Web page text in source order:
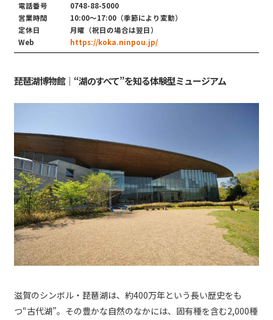
電話番号
0748-88-5000
営業時間
10:00〜17:00（季節により変動）
定休日
月曜（祝日の場合は翌日）
Web
https://koka.ninpou.jp/
琵琶湖博物館｜“湖のすべて”を知る体験型ミュージアム
滋賀のシンボル・琵琶湖は、約400万年という長い歴史をも
つ“古代湖”。その豊かな自然のなかには、固有種を含む2,000種